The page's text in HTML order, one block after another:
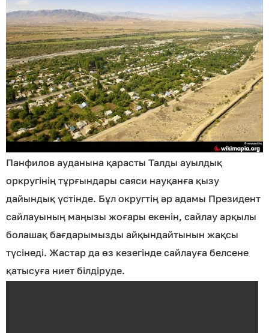
Панфилов ауданына қарасты Талды ауылдық
оркругінің тұрғындары саяси науқанға қызу
дайындық үстінде. Бұл округтің әр адамы Президент
сайлауының маңызы жоғары екенін, сайлау арқылы
болашақ бағдарымызды айқындайтынын жақсы
түсінеді. Жастар да өз кезегінде сайлауға белсене
қатысуға ниет білдіруде.